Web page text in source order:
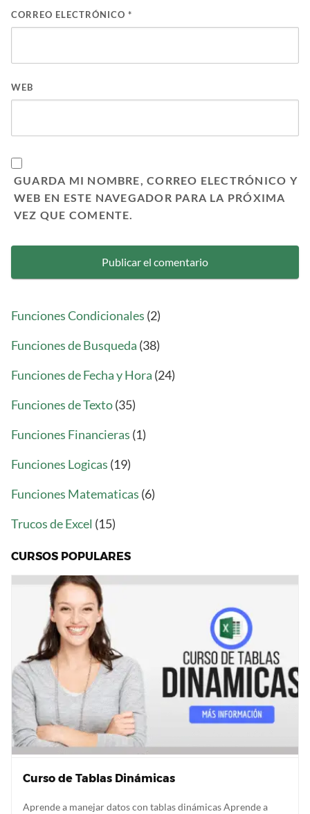
CORREO ELECTRÓNICO *
WEB
GUARDA MI NOMBRE, CORREO ELECTRÓNICO Y
WEB EN ESTE NAVEGADOR PARA LA PRÓXIMA
VEZ QUE COMENTE.
Funciones Condicionales (2)
Funciones de Busqueda (38)
Funciones de Fecha y Hora (24)
Funciones de Texto(35)
Funciones Financieras (1)
Funciones Logicas (19)
Funciones Matematicas (6)
Trucos de Excel (15)
CURSOS POPULARES
Curso de Tablas Dinámicas
Aprende a manejar datos con tablas dinámicas Aprende a